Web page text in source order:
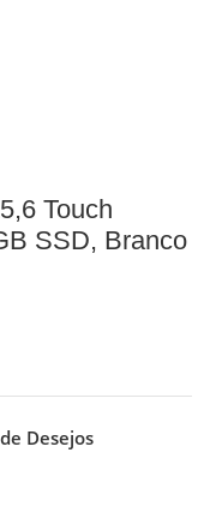
Touch
SSD, Branco
Desejos